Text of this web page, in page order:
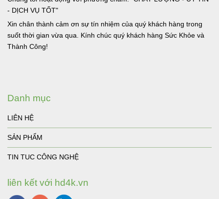
- DỊCH VỤ TỐT"
Xin chân thành cảm ơn sự tín nhiệm của quý khách hàng trong
suốt thời gian vừa qua. Kính chúc quý khách hàng Sức Khỏe và
Thành Công!
Danh mục
LIÊN HỆ
SẢN PHẨM
TIN TUC CÔNG NGHỆ
liên kết với hd4k.vn